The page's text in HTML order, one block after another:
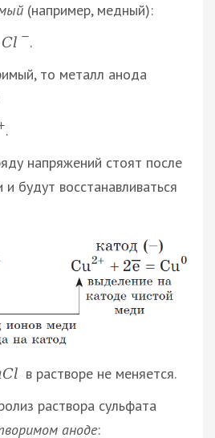
(например, медный):
Cl −.
то металл анода
.
напряжений стоят после
будут восстанавливаться
Cl в растворе не меняется.
раствора сульфата
аноде: